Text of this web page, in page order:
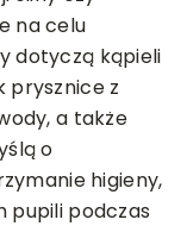
na celu
dotyczą kąpieli
prysznice z
a także
o
higieny,
pupili podczas